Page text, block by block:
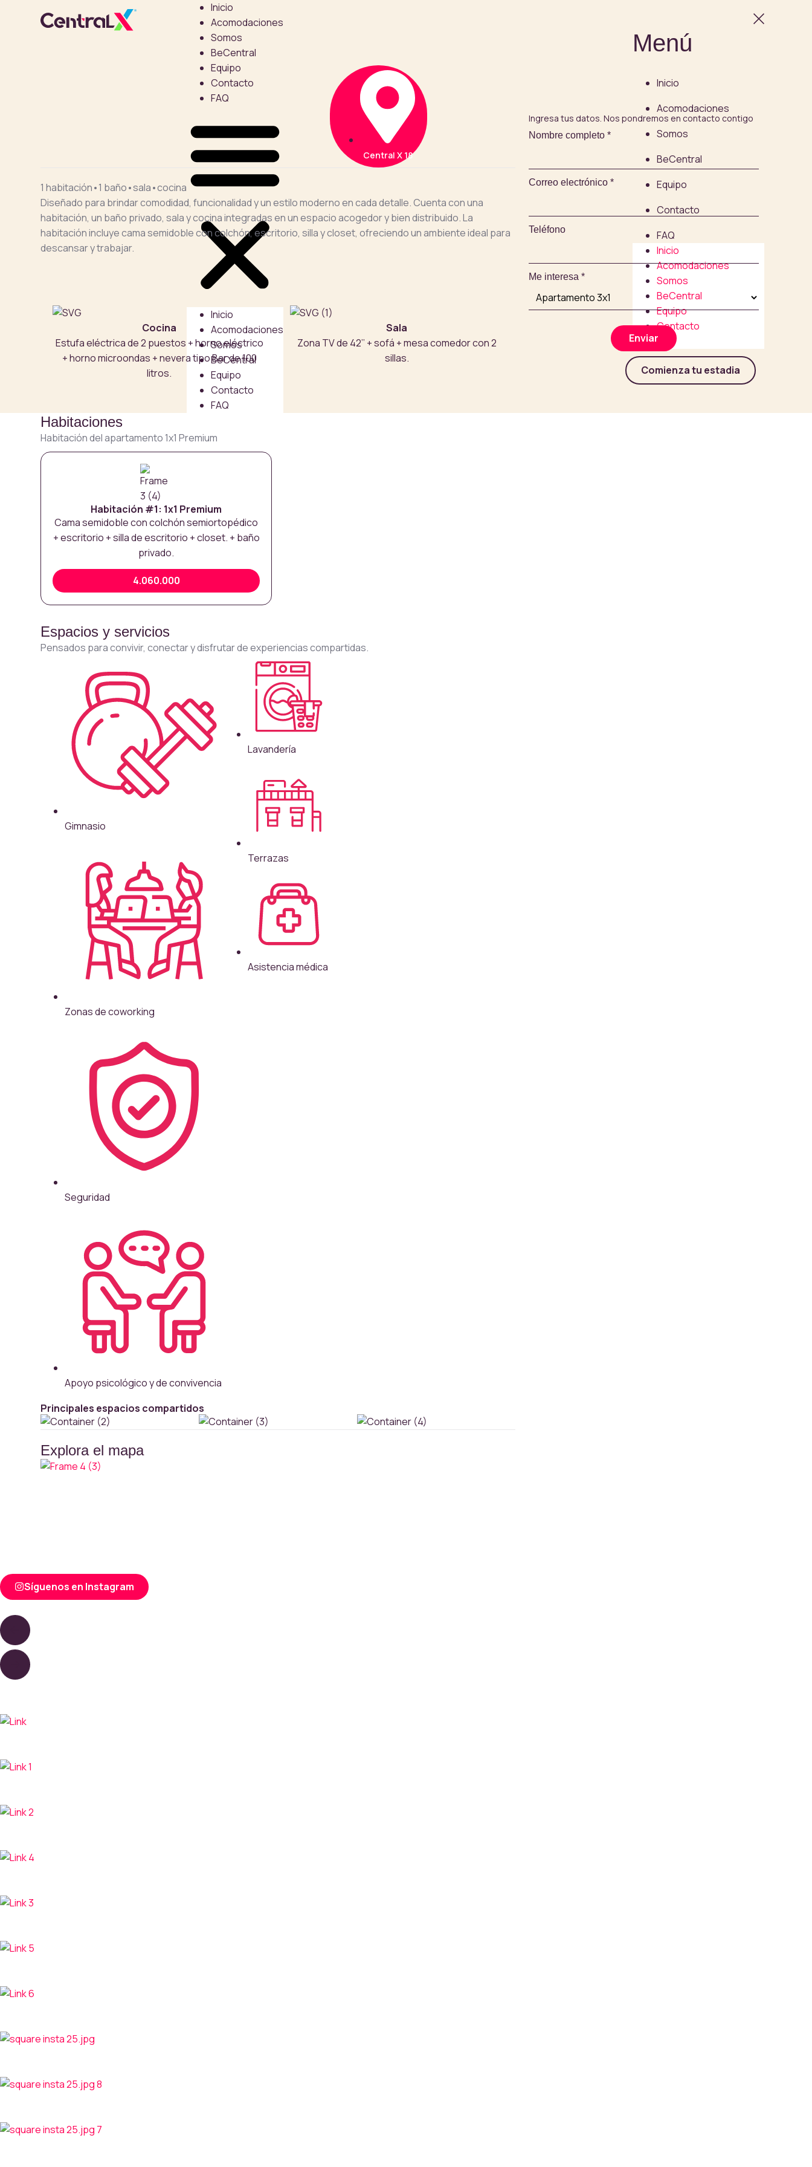
Inicio
Acomodaciones
Somos
BeCentral
Equipo
Contacto
FAQ
Inicio
Acomodaciones
Somos
BeCentral
Equipo
Contacto
FAQ
Menú
Inicio
Acomodaciones
Somos
BeCentral
Equipo
Contacto
FAQ
Inicio
Acomodaciones
Somos
BeCentral
Equipo
Contacto
FAQ
Comienza tu estadia
Central X 18
1 habitación•1 baño•sala•cocina
Diseñado para brindar comodidad, funcionalidad y un estilo moderno en cada detalle. Cuenta con una
habitación, un baño privado, sala y cocina integradas en un espacio acogedor y bien distribuido. La
habitación incluye cama semidoble con colchón, escritorio, silla y closet, ofreciendo un ambiente ideal para
descansar y trabajar.
Cocina
Estufa eléctrica de 2 puestos + horno eléctrico
+ horno microondas + nevera tipo Bar de 100
litros.
Sala
Zona TV de 42’’ + sofá + mesa comedor con 2
sillas.
Habitaciones
Habitación del apartamento 1x1 Premium
Habitación #1: 1x1 Premium
Cama semidoble con colchón semiortopédico
+ escritorio + silla de escritorio + closet. + baño
privado.
4.060.000
Espacios y servicios
Pensados para convivir, conectar y disfrutar de experiencias compartidas.
Gimnasio
Zonas de coworking
Seguridad
Apoyo psicológico y de convivencia
Lavandería
Terrazas
Asistencia médica
Principales espacios compartidos
Explora el mapa
Ingresa tus datos. Nos pondremos en contacto contigo
Nombre completo *
Correo electrónico *
Teléfono
Me interesa *
Enviar
Síguenos en Instagram